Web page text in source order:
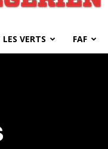
LES VERTS FAF